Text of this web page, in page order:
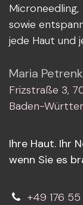
sowie
jede Haut und
Maria
Frizstraße 3,
Baden-
Ihre Haut. Ihr
wenn Sie es
+49 176